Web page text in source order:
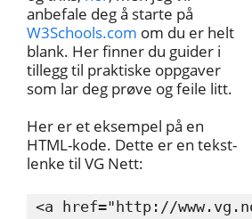
anbefale deg å starte på
W3Schools.com om du er helt
blank. Her finner du guider i
tillegg til praktiske oppgaver
som lar deg prøve og feile litt.
Her er et eksempel på en
HTML-kode. Dette er en tekst-
lenke til VG Nett:
<a href="http://